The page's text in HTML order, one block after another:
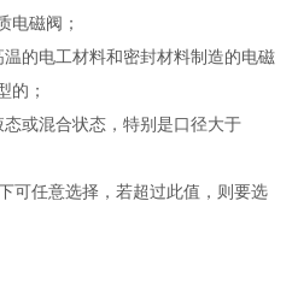
电磁阀；
的电工材料和密封材料制造的电磁
的；
或混合状态，特别是口径大于
可任意选择，若超过此值，则要选